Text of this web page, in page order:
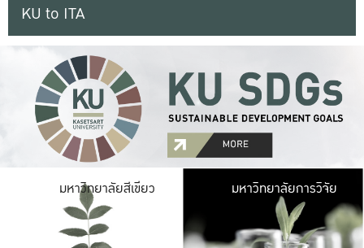
KU to ITA
มหาวิทยาลัยสีเขียว มหาวิ
มีพื้นที่เขียวสดใส
เป็นป่าในเมือง เกษต
มหาวิทยาลัยการวิจัย